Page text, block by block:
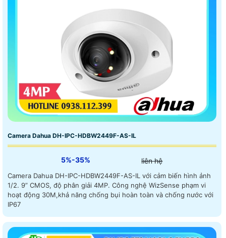
Camera Dahua DH-IPC-HDBW2449F-AS-IL
5%-35% liên hệ
Camera Dahua DH-IPC-HDBW2449F-AS-IL với cảm biến hình ảnh
1/2. 9” CMOS, độ phân giải 4MP. Công nghệ WizSense phạm vi
hoạt động 30M,khả năng chống bụi hoàn toàn và chống nước với
IP67